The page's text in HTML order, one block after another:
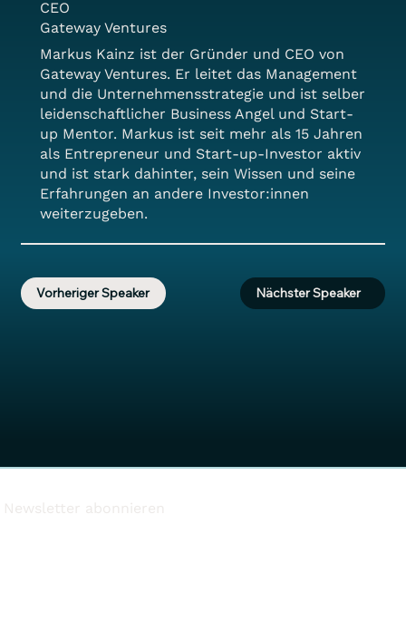
CEO
Gateway Ventures
Markus Kainz ist der Gründer und CEO von
Gateway Ventures. Er leitet das Management
und die Unternehmensstrategie und ist selber
leidenschaftlicher Business Angel und Start-
up Mentor. Markus ist seit mehr als 15 Jahren
als Entrepreneur und Start-up-Investor aktiv
und ist stark dahinter, sein Wissen und seine
Erfahrungen an andere Investor:innen
weiterzugeben.
Vorheriger Speaker Nächster Speaker
Newsletter abonnieren